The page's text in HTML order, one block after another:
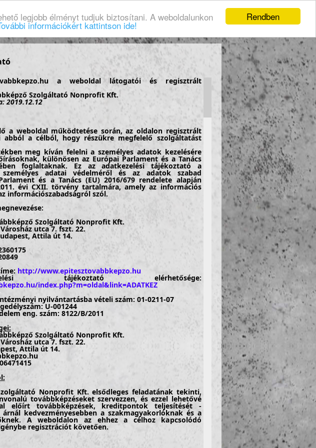
Rendben
legjobb élményt tudjuk biztosítani. A weboldalunkon
információkért kattintson ide!
a weboldal látogatói és regisztrált
Szolgáltató Nonprofit Kft.
2019.12.12
a weboldal működtetése során, az oldalon regisztrált
abból a célból, hogy részükre megfelelő szolgáltatást
meg kíván felelni a személyes adatok kezelésére
különösen az Európai Parlament és a Tanács
foglaltaknak. Ez az adatkezelési tájékoztató a
személyes adatai védelméről és az adatok szabad
és a Tanács (EU) 2016/679 rendelete alapján
évi CXII. törvény tartalmára, amely az információs
információszabadságról szól.
Szolgáltató Nonprofit Kft.
utca 7. fszt. 22.
Attila út 14.
http://www.epitesztovabbkepzo.hu
tájékoztató elérhetősége:
index.php?m=oldal&link=ADATKEZ
nyilvántartásba vételi szám: 01-0211-07
U-001244
eng. szám: 8122/B/2011
Szolgáltató Nonprofit Kft.
utca 7. fszt. 22.
Attila út 14.
Nonprofit Kft. elsődleges feladatának tekinti,
továbbképzéseket szervezzen, és ezzel lehetővé
előírt továbbképzések, kreditpontok teljesítését -
kedvezményesebben a szakmagyakorlóknak és a
A weboldalon az ehhez a célhoz kapcsolódó
regisztrációt követően.